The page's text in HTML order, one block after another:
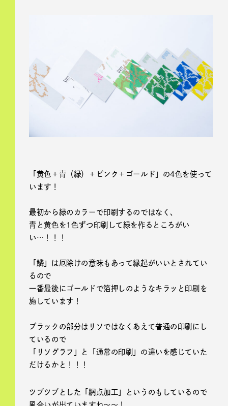
「黄色＋青（緑）＋ピンク＋ゴールド」の4色を使って
います！
最初から緑のカラーで印刷するのではなく、
青と黄色を1色ずつ印刷して緑を作るところがい
い…！！！
「鱗」は厄除けの意味もあって縁起がいいとされてい
るので
一番最後にゴールドで箔押しのようなキラッと印刷を
施しています！
ブラックの部分はリソではなくあえて普通の印刷にし
ているので
「リソグラフ」と「通常の印刷」の違いを感じていた
だけるかと！！！
ツブツブとした「網点加工」というのもしているので